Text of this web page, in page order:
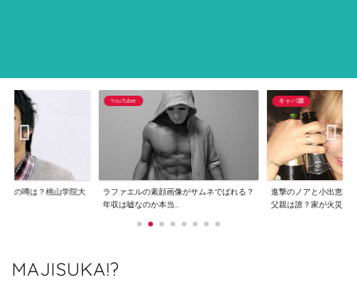
捕の噂は？桃山学院大
YouTuber
ラファエルの素顔画像がサムネでばれる？
年収は嘘なのか本当...
キャバ嬢
進撃のノアと小出恵介
父親は誰？家が火災...
MAJISUKA!?